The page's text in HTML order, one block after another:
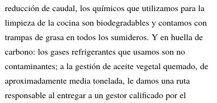
reducción de caudal, los químicos que utilizamos para la
limpieza de la cocina son biodegradables y contamos con
trampas de grasa en todos los sumideros. Y en huella de
carbono: los gases refrigerantes que usamos son no
contaminantes; a la gestión de aceite vegetal quemado, de
aproximadamente media tonelada, le damos una ruta
responsable al entregar a un gestor calificado por el